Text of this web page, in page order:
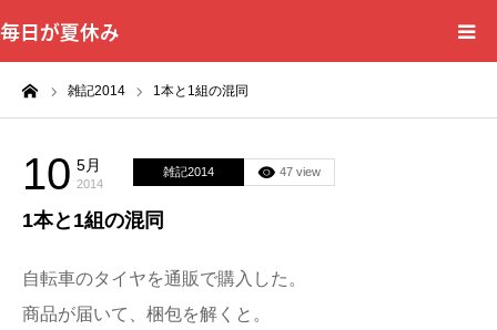
毎日が夏休み
雑記2014 1本と1組の混同
10 5月
2014
雑記2014 47 view
1本と1組の混同
自転車のタイヤを通販で購入した。
商品が届いて、梱包を解くと。